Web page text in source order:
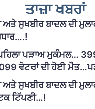
ਤਾਜ਼ਾ ਖਬਰਾਂ
ਅਤੇ ਸੁਖਬੀਰ ਬਾਦਲ ਦੀ
ਪੜਾਅ ਮੁਕੰਮਲ…
ਵੋਟਰਾਂ ਦੀ ਹੋਈ
ਅਤੇ ਸੁਖਬੀਰ ਬਾਦਲ ਦੀ
ਟਿੱਪਣੀ…!